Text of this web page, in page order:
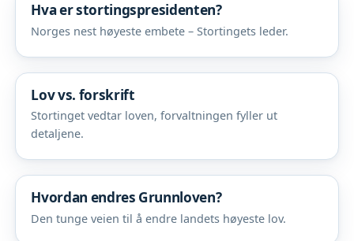
Hva er stortingspresidenten?
Norges nest høyeste embete – Stortingets leder.
Lov vs. forskrift
Stortinget vedtar loven, forvaltningen fyller ut
detaljene.
Hvordan endres Grunnloven?
Den tunge veien til å endre landets høyeste lov.